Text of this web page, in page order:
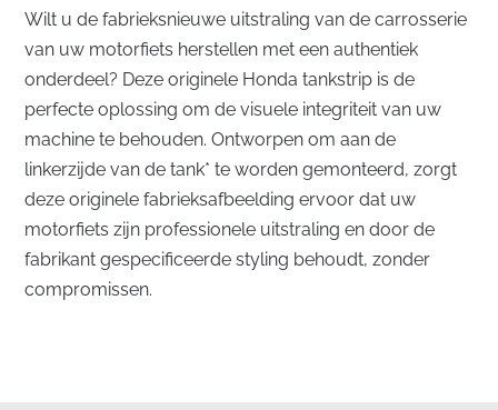
Wilt u de fabrieksnieuwe uitstraling van de carrosserie
van uw motorfiets herstellen met een authentiek
onderdeel? Deze originele Honda tankstrip is de
perfecte oplossing om de visuele integriteit van uw
machine te behouden. Ontworpen om aan de
linkerzijde van de tank* te worden gemonteerd, zorgt
deze originele fabrieksafbeelding ervoor dat uw
motorfiets zijn professionele uitstraling en door de
fabrikant gespecificeerde styling behoudt, zonder
compromissen.